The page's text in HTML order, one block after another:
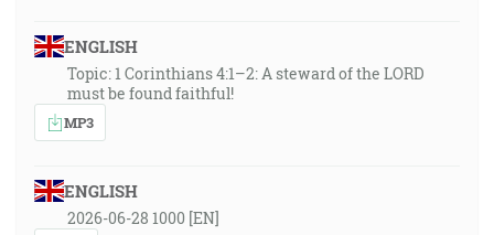
ENGLISH
Topic: 1 Corinthians 4:1–2: A steward of the LORD
must be found faithful!
MP3
ENGLISH
2026-06-28 1000 [EN]